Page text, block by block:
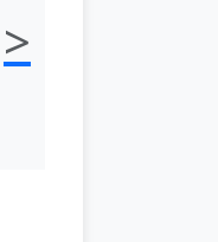
>